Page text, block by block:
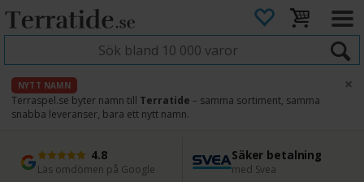
NYTT NAMN
Terraspel.se byter namn till Terratide – samma sortiment, samma
snabba leveranser, bara ett nytt namn.
×
4.8
Läs omdömen på Google
Säker betalning
med Svea
Snabb leverans
Direkt från lager
45 dagars ångerrätt
Enkel retur